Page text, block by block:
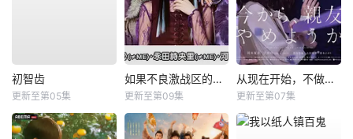
初智齿
更新至第05集
如果不良激战区的四天王转生成了偶像团体？
更新至第09集
从现在开始，不做朋友了吧。
更新至第07集